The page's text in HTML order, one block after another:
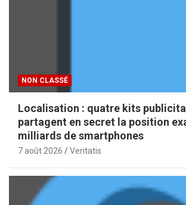
NON CLASSÉ
Localisation : quatre kits
partagent en secret la position
milliards de smartphones
7 août 2026 Veritatis